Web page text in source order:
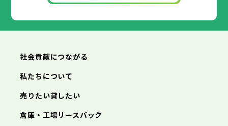
社会貢献につながる
私たちについて
売りたい貸したい
倉庫・工場リースバック